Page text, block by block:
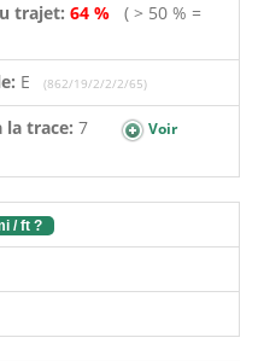
trajet: 64 % ( > 50 % =
E (862/19/2/2/2/65)
la trace: 7
Voir
/ ft ?